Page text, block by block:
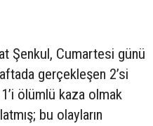
Şenkul, Cumartesi günü
gerçekleşen 2’si
ölümlü kaza olmak
bu olayların